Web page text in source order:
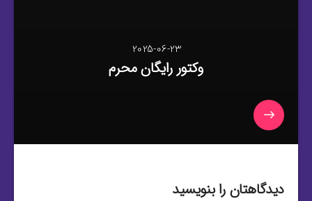
2025-06-23
وکتور رایگان محرم
دیدگاهتان را بنویسید